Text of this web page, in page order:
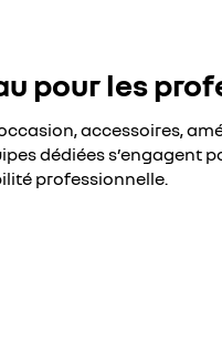
pour les
accessoires,
dédiées s’engagent
professionnelle.